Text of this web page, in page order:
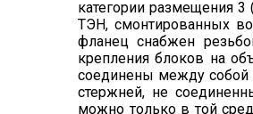
категории размещения
ТЭН, смонтированных
фланец снабжен
крепления блоков на
соединены между собой
стержней, не
можно только в той